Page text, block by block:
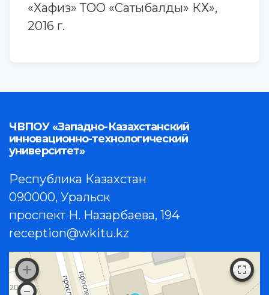
«Хафиз» ТОО «Сатыбалды» КХ»,
2016 г.
ЧВПОУ «Западно-Казахстанский
инновационно-технологический
университет»
Республика Казахстан
090000, Уральск
проспект Н. Назарбаева, 194
reception@wkitu.kz